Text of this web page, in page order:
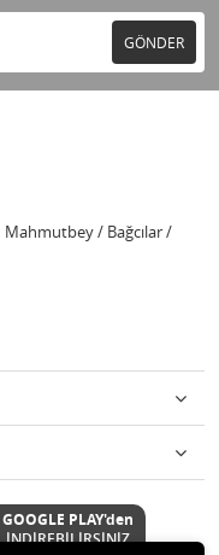
GÖNDER
Mahmutbey / Bağcılar /
GOOGLE PLAY'den
İNDİREBİLİRSİNİZ